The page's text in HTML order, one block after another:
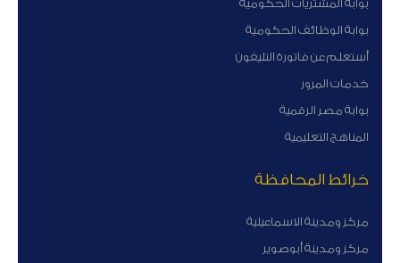
بوابة المشتريات الحكومية
بوابة الوظائف الحكومية
أستعلم عن فاتورة التليفون
خدمات المرور
بوابة مصر الرقمية
المناهج التعليمية
خرائط المحافظة
مركز ومدينة الاسماعيلية
مركز ومدينة أبوصوير